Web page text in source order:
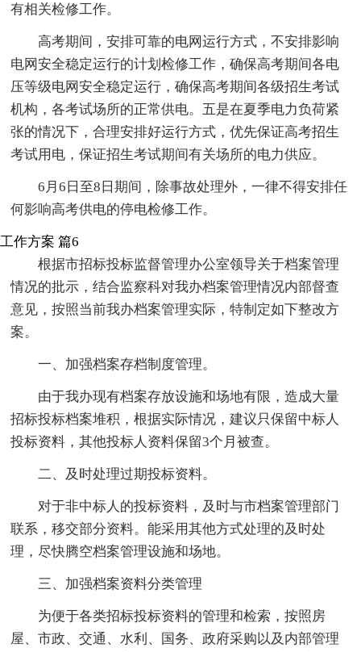
有相关检修工作。
高考期间，安排可靠的电网运行方式，不安排影响
电网安全稳定运行的计划检修工作，确保高考期间各电
压等级电网安全稳定运行，确保高考期间各级招生考试
机构，各考试场所的正常供电。五是在夏季电力负荷紧
张的情况下，合理安排好运行方式，优先保证高考招生
考试用电，保证招生考试期间有关场所的电力供应。
6月6日至8日期间，除事故处理外，一律不得安排任
何影响高考供电的停电检修工作。
工作方案 篇6
根据市招标投标监督管理办公室领导关于档案管理
情况的批示，结合监察科对我办档案管理情况内部督查
意见，按照当前我办档案管理实际，特制定如下整改方
案。
一、加强档案存档制度管理。
由于我办现有档案存放设施和场地有限，造成大量
招标投标档案堆积，根据实际情况，建议只保留中标人
投标资料，其他投标人资料保留3个月被查。
二、及时处理过期投标资料。
对于非中标人的投标资料，及时与市档案管理部门
联系，移交部分资料。能采用其他方式处理的及时处
理，尽快腾空档案管理设施和场地。
三、加强档案资料分类管理
为便于各类招标投标资料的管理和检索，按照房
屋、市政、交通、水利、国务、政府采购以及内部管理